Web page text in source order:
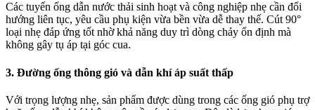
Các tuyến ống dẫn nước thải sinh hoạt và công nghiệp nhẹ cần đổi
hướng liên tục, yêu cầu phụ kiện vừa bền vừa dễ thay thế. Cút 90°
loại nhẹ đáp ứng tốt nhờ khả năng duy trì dòng chảy ổn định mà
không gây tụ áp tại góc cua.
3. Đường ống thông gió và dẫn khí áp suất thấp
Với trọng lượng nhẹ, sản phẩm được dùng trong các ống gió phụ trợ